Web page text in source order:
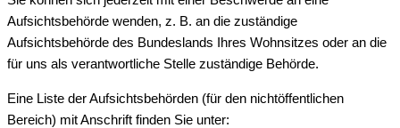
Aufsichtsbehörde wenden, z. B. an die zuständige
Aufsichtsbehörde des Bundeslands Ihres Wohnsitzes oder an die
für uns als verantwortliche Stelle zuständige Behörde.
Eine Liste der Aufsichtsbehörden (für den nichtöffentlichen
Bereich) mit Anschrift finden Sie unter: